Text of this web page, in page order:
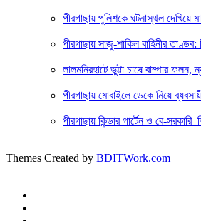
পীরগাছায় পুলিশকে ঘটনাস্থল দেখিয়ে
পীরগাছায় সাজু-শাকিল বাহিনীর
লালমনিরহাটে ভুট্টা চাষে বাম্পার
পীরগাছায় মোবাইলে ডেকে নিয়ে
পীরগাছায় কিন্ডার গার্টেন ও বে-সরকারি
Themes Created by BDITWork.com